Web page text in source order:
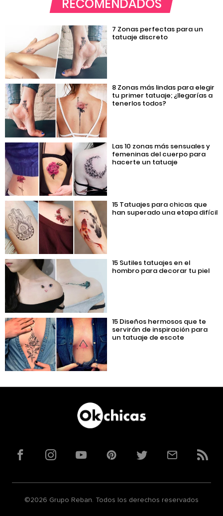
RECOMENDADOS
7 Zonas perfectas para un
tatuaje discreto
8 Zonas más lindas para elegir
tu primer tatuaje; ¿llegarías a
tenerlos todos?
Las 10 zonas más sensuales y
femeninas del cuerpo para
hacerte un tatuaje
15 Tatuajes para chicas que
han superado una etapa difícil
15 Sutiles tatuajes en el
hombro para decorar tu piel
15 Diseños hermosos que te
servirán de inspiración para
un tatuaje de escote
FacebookInstagramYouTubePinterestTwitterCorreoRSS
©2026 Grupo Reban. Todos los derechos reservados